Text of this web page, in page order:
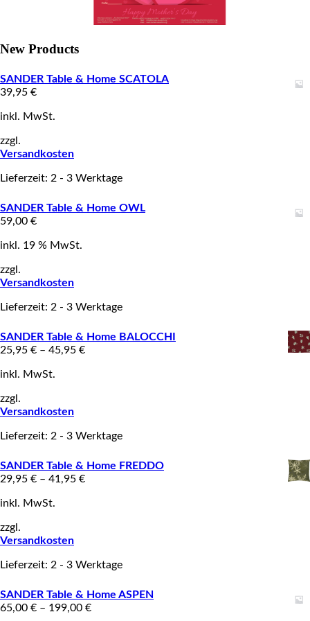
New Products
SANDER Table & Home SCATOLA
39,95 €
inkl. MwSt.
zzgl.
Versandkosten
Lieferzeit: 2 - 3 Werktage
SANDER Table & Home OWL
59,00 €
inkl. 19 % MwSt.
zzgl.
Versandkosten
Lieferzeit: 2 - 3 Werktage
SANDER Table & Home BALOCCHI
25,95 € – 45,95 €
inkl. MwSt.
zzgl.
Versandkosten
Lieferzeit: 2 - 3 Werktage
SANDER Table & Home FREDDO
29,95 € – 41,95 €
inkl. MwSt.
zzgl.
Versandkosten
Lieferzeit: 2 - 3 Werktage
SANDER Table & Home ASPEN
65,00 € – 199,00 €